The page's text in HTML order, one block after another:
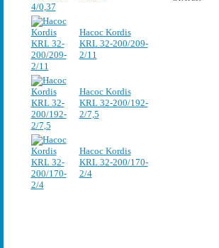
Насос Kordis
KRL 32-200/209-
2/11
Насос Kordis
KRL 32-200/192-
2/7,5
Насос Kordis
KRL 32-200/170-
2/4